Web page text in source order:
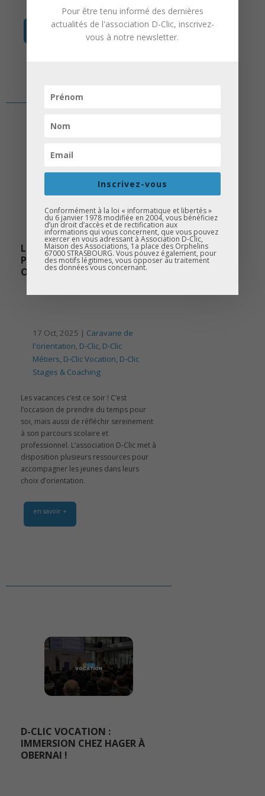
en savoir +
LES ESSENTIELS DE D-CLIC
POUR BIEN PRÉPARER SON
ORIENTATION
17 Oct, 2025 | Caravane de
l'orientation, D-Clic, D-Clic
Métiers, D-Clic Vocation, D-Clic
Stages & Coaching
Les vacances c’est ce soir ! C’est
l’occasion de prendre du temps pour
soi, mais aussi de réfléchir sereinement
à son parcours scolaire et
professionnel. L’association D-Clic met à
disposition plusieurs ressources pour
accompagner les jeunes dans leurs
choix d’orientation.
en savoir +
D-CLIC VOCATION :
IMMERSION CHEZ HAGER À
OBERNAI !
Pour être tenu informé des dernières
actualités de l'association D-Clic, inscrivez-
vous à notre newsletter.
Inscrivez-vous
Conformément à la loi « informatique et libertés »
du 6 janvier 1978 modifiée en 2004, vous bénéficiez
d’un droit d’accès et de rectification aux
informations qui vous concernent, que vous pouvez
exercer en vous adressant à Association D-Clic,
Maison des Associations, 1a place des Orphelins
67000 STRASBOURG. Vous pouvez également, pour
des motifs légitimes, vous opposer au traitement
des données vous concernant.